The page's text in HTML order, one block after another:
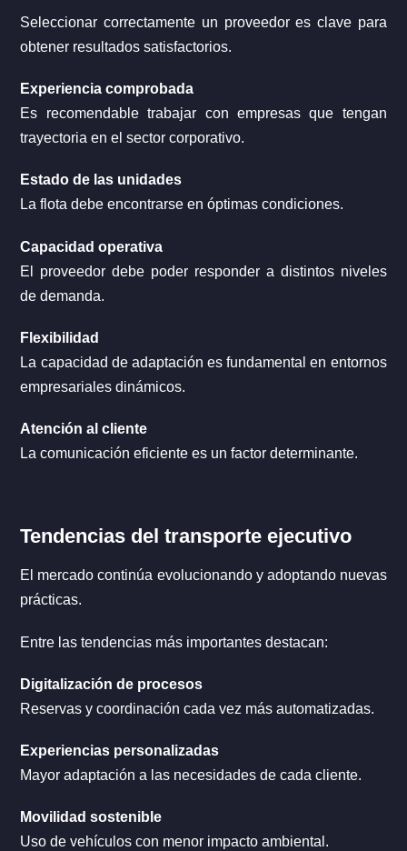
Seleccionar correctamente un proveedor es clave para
obtener resultados satisfactorios.
Experiencia comprobada
Es recomendable trabajar con empresas que tengan
trayectoria en el sector corporativo.
Estado de las unidades
La flota debe encontrarse en óptimas condiciones.
Capacidad operativa
El proveedor debe poder responder a distintos niveles
de demanda.
Flexibilidad
La capacidad de adaptación es fundamental en entornos
empresariales dinámicos.
Atención al cliente
La comunicación eficiente es un factor determinante.
Tendencias del transporte ejecutivo
El mercado continúa evolucionando y adoptando nuevas
prácticas.
Entre las tendencias más importantes destacan:
Digitalización de procesos
Reservas y coordinación cada vez más automatizadas.
Experiencias personalizadas
Mayor adaptación a las necesidades de cada cliente.
Movilidad sostenible
Uso de vehículos con menor impacto ambiental.